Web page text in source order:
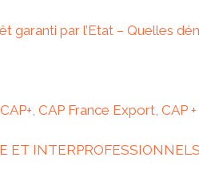
garanti par l’Etat – Quelles
CAP France Export, CAP
ET INTERPROFESSIONNELS